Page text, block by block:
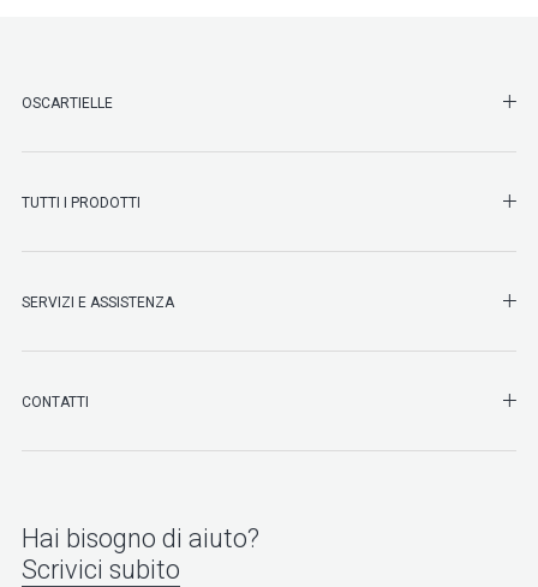
OSCARTIELLE
TUTTI I PRODOTTI
SERVIZI E ASSISTENZA
CONTATTI
Hai bisogno di aiuto?
Scrivici subito